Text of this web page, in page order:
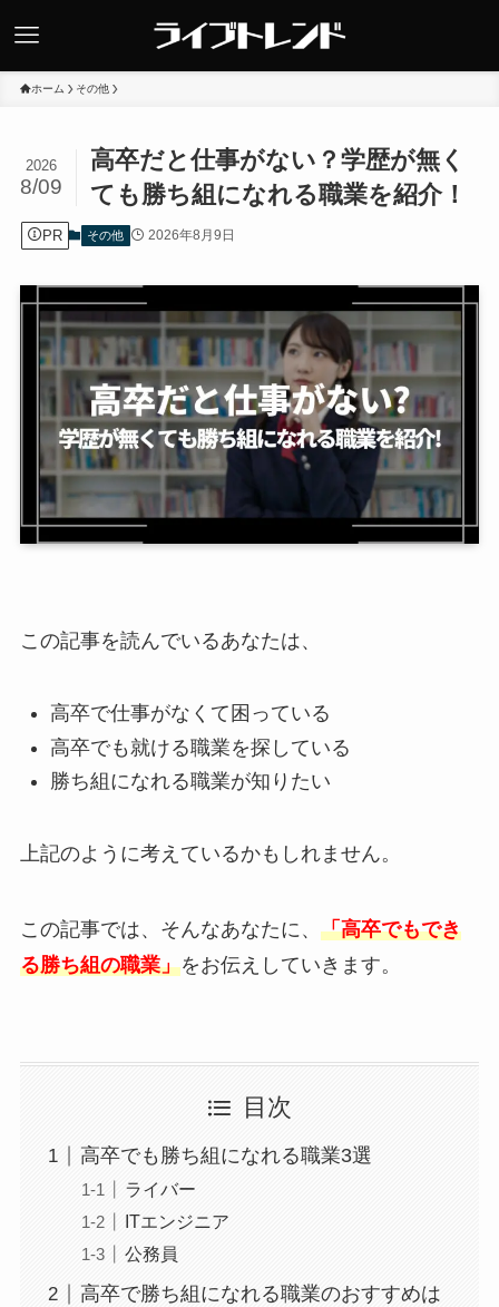
ホーム その他
高卒だと仕事がない？学歴が無く
ても勝ち組になれる職業を紹介！
2026
8/09
PR その他 2026年8月9日
この記事を読んでいるあなたは、
高卒で仕事がなくて困っている
高卒でも就ける職業を探している
勝ち組になれる職業が知りたい
上記のように考えているかもしれません。
この記事では、そんなあなたに、 「高卒でもでき
る勝ち組の職業」をお伝えしていきます。
目次
高卒でも勝ち組になれる職業3選
ライバー
ITエンジニア
公務員
高卒で勝ち組になれる職業のおすすめは